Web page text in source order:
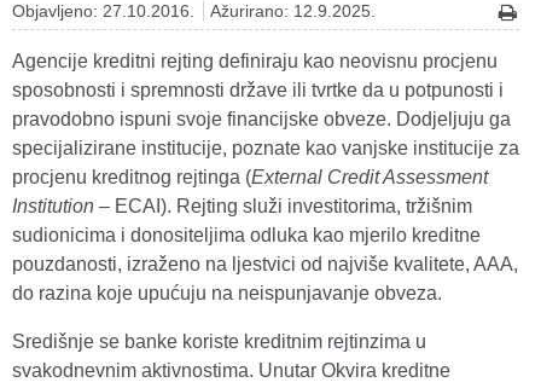
Objavljeno: 27.10.2016. Ažurirano: 12.9.2025.
Agencije kreditni rejting definiraju kao neovisnu procjenu
sposobnosti i spremnosti države ili tvrtke da u potpunosti i
pravodobno ispuni svoje financijske obveze. Dodjeljuju ga
specijalizirane institucije, poznate kao vanjske institucije za
procjenu kreditnog rejtinga (External Credit Assessment
Institution – ECAI). Rejting služi investitorima, tržišnim
sudionicima i donositeljima odluka kao mjerilo kreditne
pouzdanosti, izraženo na ljestvici od najviše kvalitete, AAA,
do razina koje upućuju na neispunjavanje obveza.
Središnje se banke koriste kreditnim rejtinzima u
svakodnevnim aktivnostima. Unutar Okvira kreditne